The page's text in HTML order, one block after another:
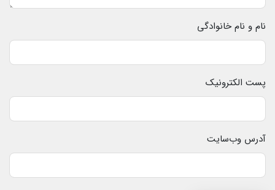
نام و نام خانوادگی
پست الکترونیک
آدرس وب‌سایت